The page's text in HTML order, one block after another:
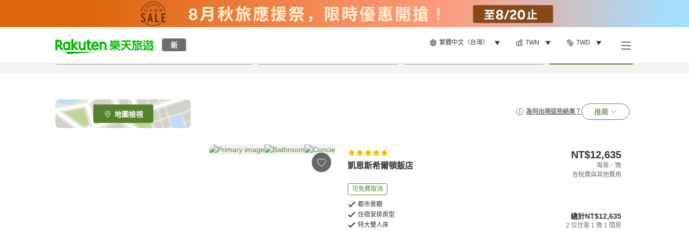
新 繁體中文（台灣） TWN TWD
t
p
e
_
s
地圖檢視 為何出現這些結果？ 推薦
凱恩斯希爾頓飯店
可免費取消
都市景觀
住宿安排房型
特大雙人床
NT$12,635
每房／晚
含稅費與其他費用
總計NT$12,635
2 位住客 1 晚 1 間房